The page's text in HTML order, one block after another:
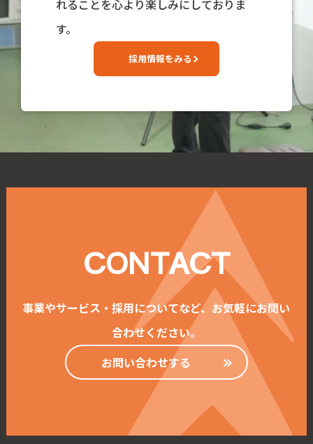
れることを心より楽しみにしておりま
す。
採用情報をみる
CONTACT
事業やサービス・採用についてなど、お気軽にお問い
合わせください。
お問い合わせする